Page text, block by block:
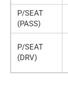
P/SEAT
(PASS)
P/SEAT
(DRV)